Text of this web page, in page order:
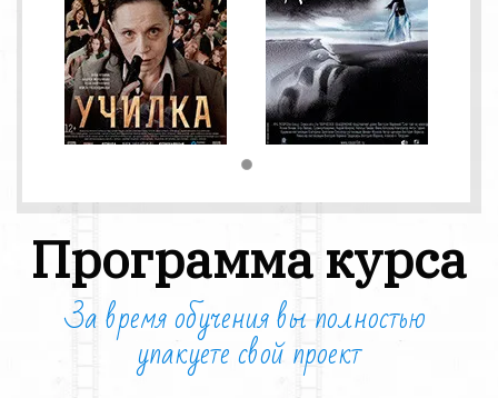
Программа курса
За время обучения выполностью
упакуете свойпроект